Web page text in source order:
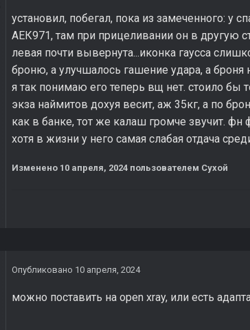
установил, побегал, пока из замеченного: у
АЕК971, там при прицеливании он в другую
левая почти вывернута...иконка гаусса
броню, а улучшалось гашение удара, а
я так понимаю его теперь вщ нет. стоило бы
экза наймитов дохуя весит, аж 35кг, а по
как в банке, тот же калаш громче звучит. фн
хотя в жизни у него самая слабая отдача
Изменено 10 апреля, 2024 пользователем Сухой
Опубликовано 10 апреля, 2024
можно поставить на open xray, или есть